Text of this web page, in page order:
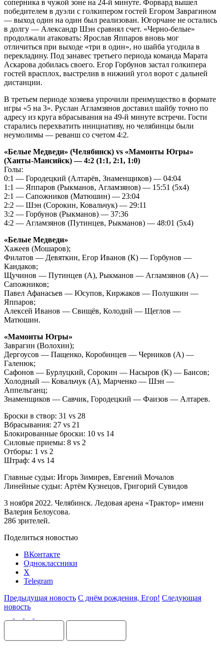
соперника в чужой зоне на 24-й минуте. Форвард вышел
победителем в дуэли с голкипером гостей Егором Заврагином
— выход один на один был реализован. Югорчане не остались
в долгу — Александр Шэн сравнял счет. «Черно-белые»
продолжали атаковать: Ярослав Яппаров вновь мог
отличиться при выходе «три в один», но шайба угодила в
перекладину. Под занавес третьего периода команда Марата
Аскарова добилась своего. Егор Горбунов застал голкипера
гостей врасплох, выстрелив в нижний угол ворот с дальней
дистанции.
В третьем периоде хозяева упрочили преимущество в формате
игры «5 на 3». Руслан Агламзянов доставил шайбу точно по
адресу из круга вбрасывания на 49-й минуте встречи. Гости
старались перехватить инициативу, но челябинцы были
неумолимы — реванш со счетом 4:2.
«Белые Медведи» (Челябинск) vs «Мамонты Югры»
(Ханты-Мансийск) ― 4:2 (1:1, 2:1, 1:0)
Голы:
0:1 — Городецкий (Алтарёв, Знаменщиков) — 04:04
1:1 — Яппаров (Рыкманов, Агламзянов) — 15:51 (5х4)
2:1 — Сапожников (Матюшин) — 23:04
2:2 — Шэн (Сорокин, Ковальчук) — 29:11
3:2 — Горбунов (Рыкманов) — 37:36
4:2 — Агламзянов (Путинцев, Рыкманов) — 48:01 (5x4)
«Белые Медведи»
Хажеев (Мошаров);
Филатов — Девяткин, Егор Иванов (К) — Горбунов —
Кандаков;
Щучинов — Путинцев (А), Рыкманов — Агламзянов (А) —
Сапожников;
Павел Афанасьев — Юсупов, Киржаков — Полушкин —
Яппаров;
Алексей Иванов — Свищёв, Колодий — Щеглов —
Матюшин.
«Мамонты Югры»
Заврагин (Волохин);
Дергоусов — Пащенко, Коробинцев — Черников (А) —
Галенюк;
Сафонов — Бурлуцкий, Сорокин — Насыров (К) — Баисов;
Холодный — Ковальчук (А), Марченко — Шэн —
Аппельганц;
Знаменщиков — Савчик, Городецкий — Фаизов — Алтарев.
Броски в створ: 31 vs 28
Вбрасывания: 27 vs 21
Блокированные броски: 10 vs 14
Силовые приемы: 8 vs 2
Отборы: 1 vs 2
Штраф: 4 vs 14
Главные судьи: Игорь Зимирев, Евгений Мочалов
Линейные судьи: Артём Кузнецов, Григорий Сувидов
3 ноября 2022. Челябинск. Ледовая арена «Трактор» имени
Валерия Белоусова.
286 зрителей.
Поделиться новостью
ВКонтакте
Одноклассники
X
Telegram
Предыдущая новость С днём рождения, Егор! Следующая
новость